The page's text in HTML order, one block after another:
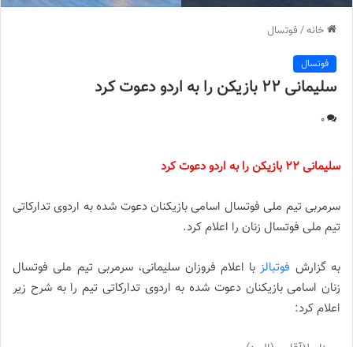
خانه/ فوتسال
فوتسال
سلیمانی 22 بازیکن را به اردو دعوت کرد
0
سلیمانی 22 بازیکن را به اردو دعوت کرد
سرمربی تیم ملی فوتسال اسامی بازیکنان دعوت شده به اردوی تدارکاتی
تیم ملی فوتسال زنان را اعلام کرد.
به گزارش فوتبالزبا اعلام فروزان سلیمانی، سرمربی تیم ملی فوتسال
زنان اسامی بازیکنان دعوت شده به اردوی تدارکاتی تیم را به شرح زیر
اعلام کرد: